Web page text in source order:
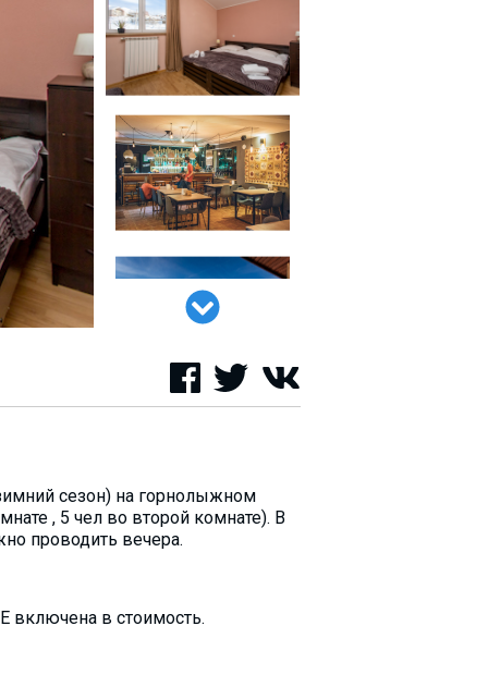
сезон) на горнолыжном
, 5 чел во второй комнате). В
проводить вечера.
включена в стоимость.